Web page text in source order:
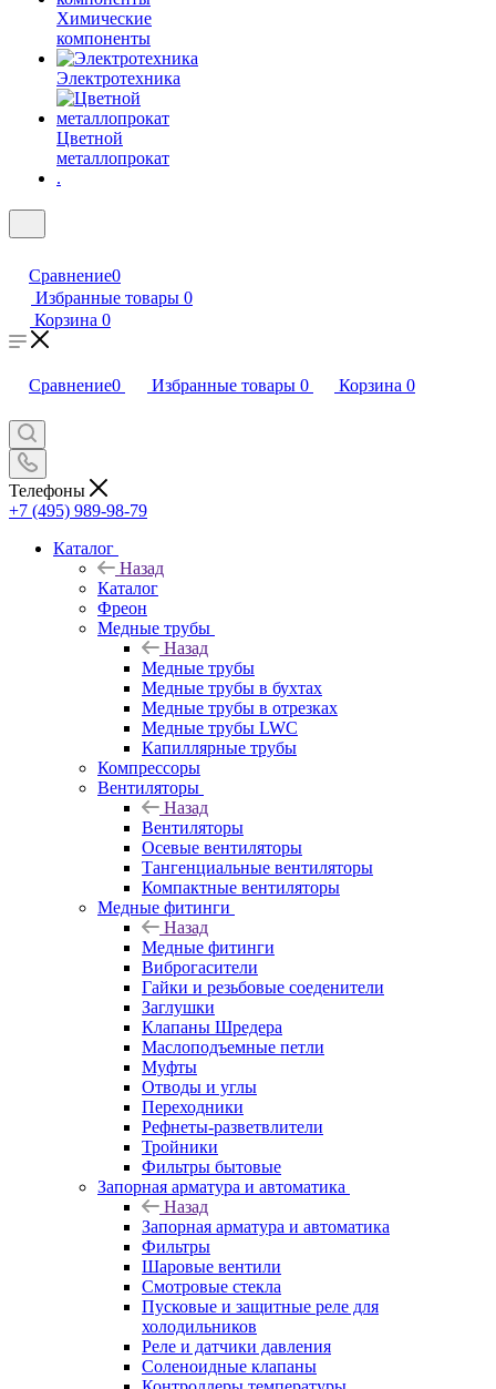
Химические
компоненты
Электротехника
Цветной
металлопрокат
.
Сравнение0
Избранные товары 0
Корзина 0
Сравнение0 Избранные товары 0 Корзина 0
Телефоны
+7 (495) 989-98-79
Каталог
Назад
Каталог
Фреон
Медные трубы
Назад
Медные трубы
Медные трубы в бухтах
Медные трубы в отрезках
Медные трубы LWC
Капиллярные трубы
Компрессоры
Вентиляторы
Назад
Вентиляторы
Осевые вентиляторы
Тангенциальные вентиляторы
Компактные вентиляторы
Медные фитинги
Назад
Медные фитинги
Виброгасители
Гайки и резьбовые соеденители
Заглушки
Клапаны Шредера
Маслоподъемные петли
Муфты
Отводы и углы
Переходники
Рефнеты-разветвлители
Тройники
Фильтры бытовые
Запорная арматура и автоматика
Назад
Запорная арматура и автоматика
Фильтры
Шаровые вентили
Смотровые стекла
Пусковые и защитные реле для
холодильников
Реле и датчики давления
Соленоидные клапаны